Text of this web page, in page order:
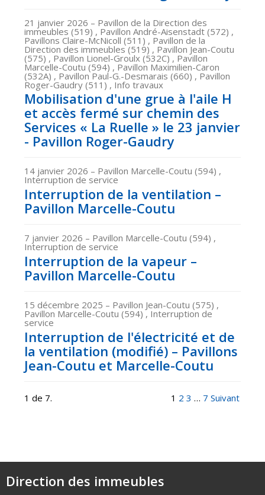
21 janvier 2026 – Pavillon de la Direction des
immeubles (519) , Pavillon André-Aisenstadt (572) ,
Pavillons Claire-McNicoll (511) , Pavillon de la
Direction des immeubles (519) , Pavillon Jean-Coutu
(575) , Pavillon Lionel-Groulx (532C) , Pavillon
Marcelle-Coutu (594) , Pavillon Maximilien-Caron
(532A) , Pavillon Paul-G.-Desmarais (660) , Pavillon
Roger-Gaudry (511) , Info travaux
Mobilisation d'une grue à l'aile H
et accès fermé sur chemin des
Services « La Ruelle » le 23 janvier
- Pavillon Roger-Gaudry
14 janvier 2026 – Pavillon Marcelle-Coutu (594) ,
Interruption de service
Interruption de la ventilation –
Pavillon Marcelle-Coutu
7 janvier 2026 – Pavillon Marcelle-Coutu (594) ,
Interruption de service
Interruption de la vapeur –
Pavillon Marcelle-Coutu
15 décembre 2025 – Pavillon Jean-Coutu (575) ,
Pavillon Marcelle-Coutu (594) , Interruption de
service
Interruption de l'électricité et de
la ventilation (modifié) – Pavillons
Jean-Coutu et Marcelle-Coutu
1 de 7. 1 2 3 … 7 Suivant
Direction des immeubles